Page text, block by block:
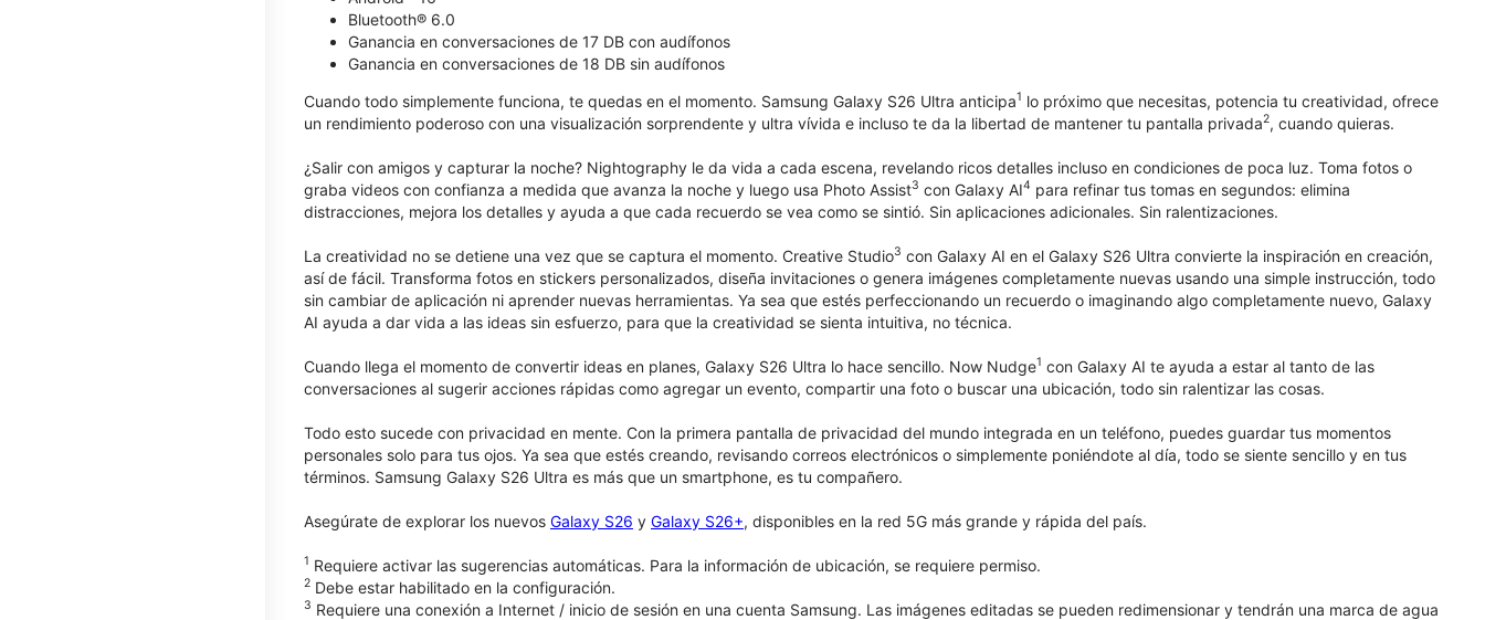
Bluetooth® 6.0
Ganancia en conversaciones de 17 DB con audífonos
Ganancia en conversaciones de 18 DB sin audífonos
Cuando todo simplemente funciona, te quedas en el momento. Samsung Galaxy S26 Ultra anticipa1 lo próximo que necesitas, potencia tu creatividad, ofrece
un rendimiento poderoso con una visualización sorprendente y ultra vívida e incluso te da la libertad de mantener tu pantalla privada2, cuando quieras.
¿Salir con amigos y capturar la noche? Nightography le da vida a cada escena, revelando ricos detalles incluso en condiciones de poca luz. Toma fotos o
graba videos con confianza a medida que avanza la noche y luego usa Photo Assist3 con Galaxy AI4 para refinar tus tomas en segundos: elimina
distracciones, mejora los detalles y ayuda a que cada recuerdo se vea como se sintió. Sin aplicaciones adicionales. Sin ralentizaciones.
La creatividad no se detiene una vez que se captura el momento. Creative Studio3 con Galaxy AI en el Galaxy S26 Ultra convierte la inspiración en creación,
así de fácil. Transforma fotos en stickers personalizados, diseña invitaciones o genera imágenes completamente nuevas usando una simple instrucción, todo
sin cambiar de aplicación ni aprender nuevas herramientas. Ya sea que estés perfeccionando un recuerdo o imaginando algo completamente nuevo, Galaxy
AI ayuda a dar vida a las ideas sin esfuerzo, para que la creatividad se sienta intuitiva, no técnica.
Cuando llega el momento de convertir ideas en planes, Galaxy S26 Ultra lo hace sencillo. Now Nudge1 con Galaxy AI te ayuda a estar al tanto de las
conversaciones al sugerir acciones rápidas como agregar un evento, compartir una foto o buscar una ubicación, todo sin ralentizar las cosas.
Todo esto sucede con privacidad en mente. Con la primera pantalla de privacidad del mundo integrada en un teléfono, puedes guardar tus momentos
personales solo para tus ojos. Ya sea que estés creando, revisando correos electrónicos o simplemente poniéndote al día, todo se siente sencillo y en tus
términos. Samsung Galaxy S26 Ultra es más que un smartphone, es tu compañero.
Asegúrate de explorar los nuevos Galaxy S26 y Galaxy S26+, disponibles en la red 5G más grande y rápida del país.
1 Requiere activar las sugerencias automáticas. Para la información de ubicación, se requiere permiso.
2 Debe estar habilitado en la configuración.
3 Requiere una conexión a Internet / inicio de sesión en una cuenta Samsung. Las imágenes editadas se pueden redimensionar y tendrán una marca de agua